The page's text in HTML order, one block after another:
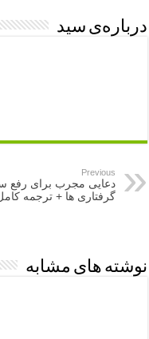
درباره‌ی سید
Previous
دعایی مجرب برای رفع
گرفتاری ها + ترجمه
نوشته های مشابه